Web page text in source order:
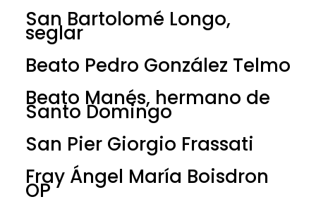
San Bartolomé Longo,
seglar
Beato Pedro González Telmo
Beato Manés, hermano de
Santo Domingo
San Pier Giorgio Frassati
Fray Ángel María Boisdron
OP